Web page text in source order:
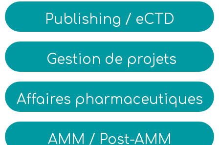
Publishing / eCTD
Gestion de projets
Affaires pharmaceutiques
AMM / Post-AMM